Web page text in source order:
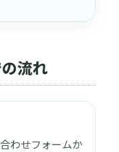
流れ
わせフォームか